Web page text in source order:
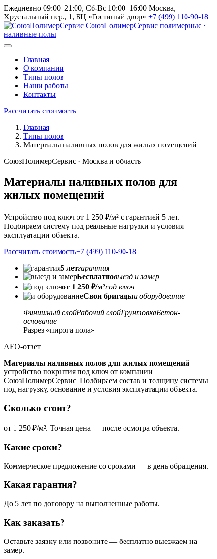
Ежедневно 09:00–21:00, Сб-Вс 10:00–16:00 Москва,
Хрустальный пер., 1, БЦ «Гостиный двор» +7 (499) 110-90-18
СоюзПолимерСервис полимерные ·
наливные полы
Главная
О компании
Типы полов
Наши работы
Контакты
Рассчитать стоимость
Главная
Типы полов
Материалы наливных полов для жилых помещений
СоюзПолимерСервис · Москва и область
Материалы наливных полов для
жилых помещений
Устройство под ключ от 1 250 ₽/м² с гарантией 5 лет.
Подбираем систему под реальные нагрузки и условия
эксплуатации объекта.
Рассчитать стоимость+7 (499) 110-90-18
5 летгарантия
Бесплатновыезд и замер
от 1 250 ₽/м²под ключ
Свои бригадыи оборудование
Финишный слойРабочий слойГрунтовкаБетон-
основание
Разрез «пирога пола»
AEO-ответ
Материалы наливных полов для жилых помещений —
устройство покрытия под ключ от компании
СоюзПолимерСервис. Подбираем состав и толщину системы
под нагрузку, основание и условия эксплуатации объекта.
Сколько стоит?
от 1 250 ₽/м². Точная цена — после осмотра объекта.
Какие сроки?
Коммерческое предложение со сроками — в день обращения.
Какая гарантия?
До 5 лет по договору на выполненные работы.
Как заказать?
Оставьте заявку или позвоните — бесплатно выезжаем на
замер.